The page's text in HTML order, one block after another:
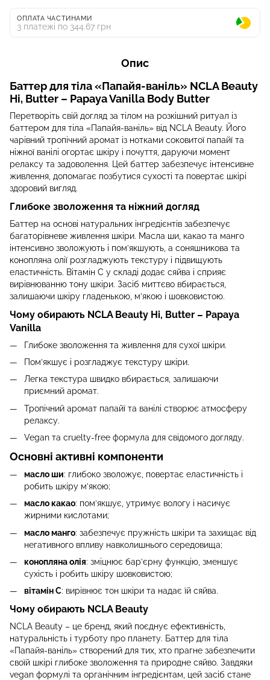
ОПЛАТА ЧАСТИНАМИ
3 платежі по 344.67 грн
Опис
Баттер для тіла «Папайя-ваніль» NCLA Beauty
Hi, Butter – Papaya Vanilla Body Butter
Перетворіть свій догляд за тілом на розкішний ритуал із
баттером для тіла «Папайя-ваніль» від NCLA Beauty. Його
чарівний тропічний аромат із нотками соковитої папайї та
ніжної ванілі огортає шкіру і почуття, даруючи момент
релаксу та задоволення. Цей баттер забезпечує інтенсивне
живлення, допомагає позбутися сухості та повертає шкірі
здоровий вигляд.
Глибоке зволоження та ніжний догляд
Баттер на основі натуральних інгредієнтів забезпечує
багаторівневе живлення шкіри. Масла ши, какао та манго
інтенсивно зволожують і пом’якшують, а соняшникова та
конопляна олії розгладжують текстуру і підвищують
еластичність. Вітамін С у складі додає сяйва і сприяє
вирівнюванню тону шкіри. Засіб миттєво вбирається,
залишаючи шкіру гладенькою, м’якою і шовковистою.
Чому обирають NCLA Beauty Hi, Butter – Papaya
Vanilla
Глибоке зволоження та живлення для сухої шкіри.
Пом’якшує і розгладжує текстуру шкіри.
Легка текстура швидко вбирається, залишаючи
приємний аромат.
Тропічний аромат папайї та ванілі створює атмосферу
релаксу.
Vegan та cruelty-free формула для свідомого догляду.
Основні активні компоненти
масло ши: глибоко зволожує, повертає еластичність і
робить шкіру м’якою;
масло какао: пом’якшує, утримує вологу і насичує
жирними кислотами;
масло манго: забезпечує пружність шкіри та захищає від
негативного впливу навколишнього середовища;
конопляна олія: зміцнює бар’єрну функцію, зменшує
сухість і робить шкіру шовковистою;
вітамін С: вирівнює тон шкіри та надає їй сяйва.
Чому обирають NCLA Beauty
NCLA Beauty – це бренд, який поєднує ефективність,
натуральність і турботу про планету. Баттер для тіла
«Папайя-ваніль» створений для тих, хто прагне забезпечити
своїй шкірі глибоке зволоження та природне сяйво. Завдяки
vegan формулі та органічним інгредієнтам, цей засіб стане